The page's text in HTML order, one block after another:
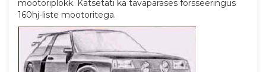
mootoriplokk. Katsetati ka tavapärases forsseeringus
160hj-liste mootoritega.